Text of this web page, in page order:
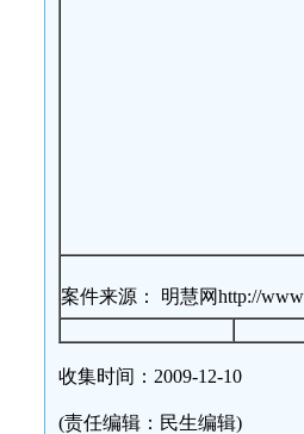
案件来源： 明慧网http://
收集时间：2009-12-10
(责任编辑：民生编辑)